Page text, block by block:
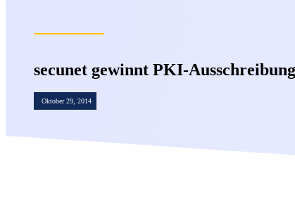
secunet gewinnt PKI-
Oktober 29, 2014